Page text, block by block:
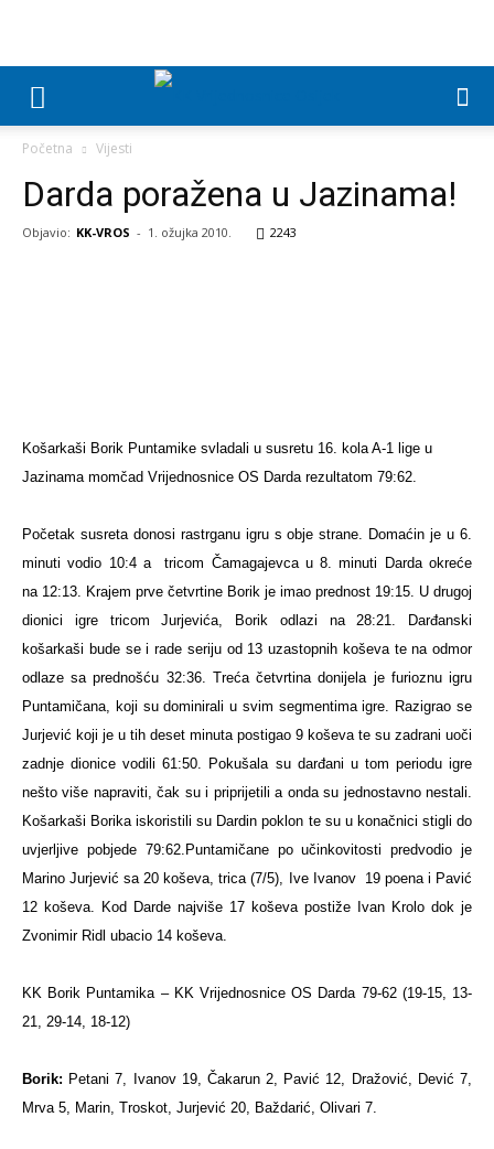
Početna Vijesti
Darda poražena u Jazinama!
Objavio: KK-VROS - 1. ožujka 2010. 2243
Košarkaši Borik Puntamike svladali u susretu 16. kola A-1 lige u
Jazinama momčad Vrijednosnice OS Darda rezultatom 79:62.
Početak susreta donosi rastrganu igru s obje strane. Domaćin je u 6.
minuti vodio 10:4 a tricom Čamagajevca u 8. minuti Darda okreće
na 12:13. Krajem prve četvrtine Borik je imao prednost 19:15. U drugoj
dionici igre tricom Jurjevića, Borik odlazi na 28:21. Darđanski
košarkaši bude se i rade seriju od 13 uzastopnih koševa te na odmor
odlaze sa prednošću 32:36. Treća četvrtina donijela je furioznu igru
Puntamičana, koji su dominirali u svim segmentima igre. Razigrao se
Jurjević koji je u tih deset minuta postigao 9 koševa te su zadrani uoči
zadnje dionice vodili 61:50. Pokušala su darđani u tom periodu igre
nešto više napraviti, čak su i priprijetili a onda su jednostavno nestali.
Košarkaši Borika iskoristili su Dardin poklon te su u konačnici stigli do
uvjerljive pobjede 79:62. Puntamičane po učinkovitosti predvodio je
Marino Jurjević sa 20 koševa, trica (7/5), Ive Ivanov 19 poena i Pavić
12 koševa. Kod Darde najviše 17 koševa postiže Ivan Krolo dok je
Zvonimir Ridl ubacio 14 koševa.
KK Borik Puntamika – KK Vrijednosnice OS Darda 79-62 (19-15, 13-
21, 29-14, 18-12)
Borik: Petani 7, Ivanov 19, Čakarun 2, Pavić 12, Dražović, Dević 7,
Mrva 5, Marin, Troskot, Jurjević 20, Baždarić, Olivari 7.